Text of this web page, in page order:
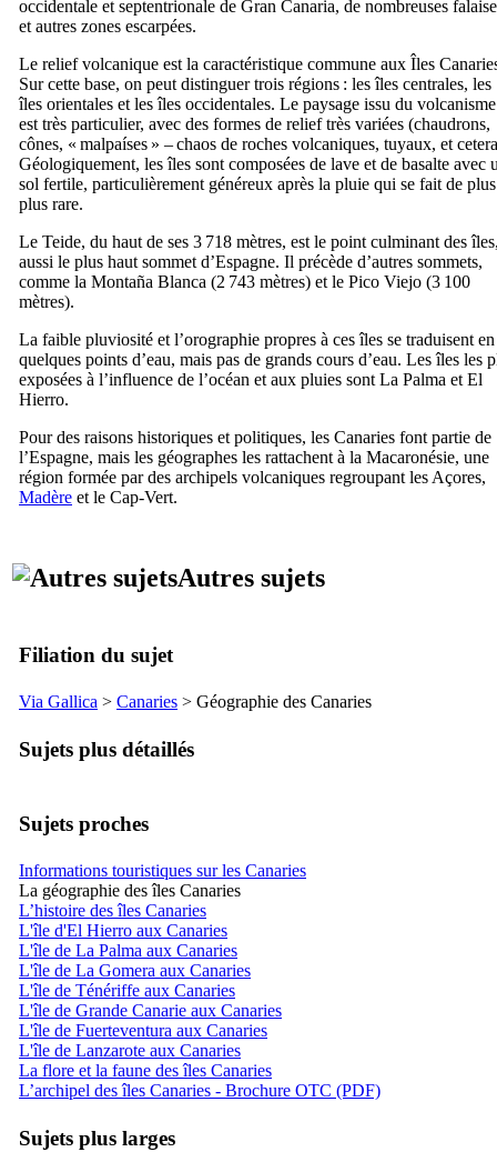
occidentale et septentrionale de Gran Canaria, de nombreuses
et autres zones escarpées.
Le relief volcanique est la caractéristique commune aux Îles
Sur cette base, on peut distinguer trois régions : les îles centrales, les
îles orientales et les îles occidentales. Le paysage issu du volcanisme
est très particulier, avec des formes de relief très variées (chaudrons,
cônes, « malpaíses » – chaos de roches volcaniques, tuyaux, et
Géologiquement, les îles sont composées de lave et de basalte avec
sol fertile, particulièrement généreux après la pluie qui se fait de
plus rare.
Le Teide, du haut de ses 3 718 mètres, est le point culminant des
aussi le plus haut sommet d’Espagne. Il précède d’autres sommets,
comme la Montaña Blanca (2 743 mètres) et le Pico Viejo (3 100
mètres).
La faible pluviosité et l’orographie propres à ces îles se traduisent en
quelques points d’eau, mais pas de grands cours d’eau. Les îles les
exposées à l’influence de l’océan et aux pluies sont La Palma et El
Hierro.
Pour des raisons historiques et politiques, les Canaries font partie de
l’Espagne, mais les géographes les rattachent à la Macaronésie, une
région formée par des archipels volcaniques regroupant les Açores,
Madère et le Cap-Vert.
Autres sujets
Filiation du sujet
Via Gallica > Canaries > Géographie des Canaries
Sujets plus détaillés
Sujets proches
Informations touristiques sur les Canaries
La géographie des îles Canaries
L’histoire des îles Canaries
L'île d'El Hierro aux Canaries
L'île de La Palma aux Canaries
L'île de La Gomera aux Canaries
L'île de Ténériffe aux Canaries
L'île de Grande Canarie aux Canaries
L'île de Fuerteventura aux Canaries
L'île de Lanzarote aux Canaries
La flore et la faune des îles Canaries
L’archipel des îles Canaries - Brochure OTC (PDF)
Sujets plus larges